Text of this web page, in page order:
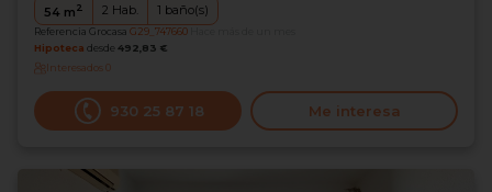
54 m2 2 Hab. 1 baño(s)
Referencia Grocasa G29_747660
Hipoteca desde 492,83 €
Interesados0
930 25 87 18 Me interesa